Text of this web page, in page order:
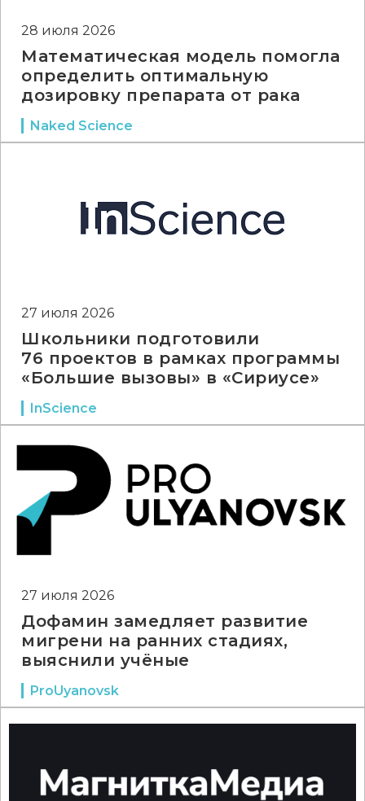
28 июля 2026
Математическая модель помогла
определить оптимальную
дозировку препарата от рака
Naked Science
27 июля 2026
Школьники подготовили
76 проектов в рамках программы
«Большие вызовы» в «Сириусе»
InScience
27 июля 2026
Дофамин замедляет развитие
мигрени на ранних стадиях,
выяснили учёные
ProUyanovsk